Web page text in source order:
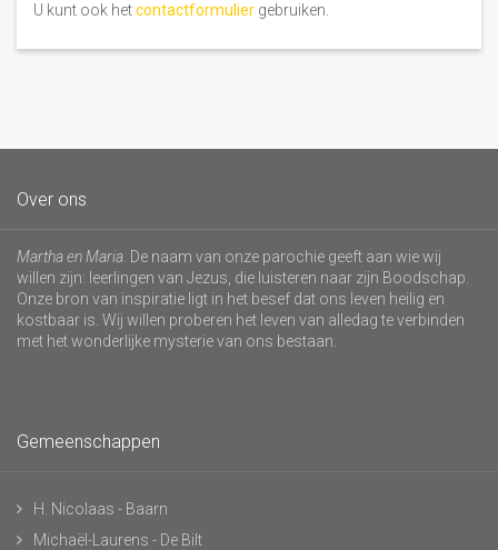
U kunt ook hetcontactformulier gebruiken.
Over ons
Martha en Maria . De naam van onze parochie geeft aan wie wij
willen zijn: leerlingen van Jezus, die luisteren naar zijn Boodschap.
Onze bron van inspiratie ligt in het besef dat ons leven heilig en
kostbaar is. Wij willen proberen het leven van alledag te verbinden
met het wonderlijke mysterie van ons bestaan.
Gemeenschappen
H. Nicolaas - Baarn
Michaël-Laurens - De Bilt